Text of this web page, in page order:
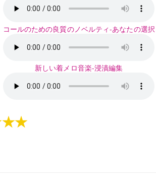
コールのための良質のノベルティ-あなたの選択
新しい着メロ音楽-浸漬編集